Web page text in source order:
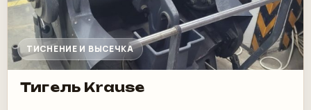
ТИСНЕНИЕ И ВЫСЕЧКА
Тигель Krause